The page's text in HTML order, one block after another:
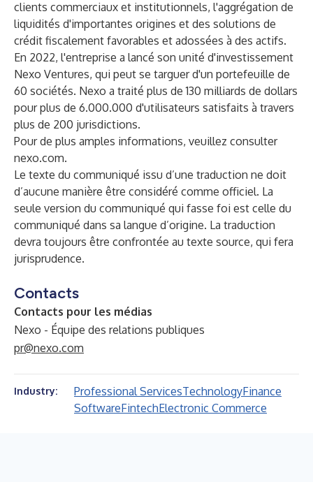
clients commerciaux et institutionnels, l'aggrégation de
liquidités d'importantes origines et des solutions de
crédit fiscalement favorables et adossées à des actifs.
En 2022, l'entreprise a lancé son unité d'investissement
Nexo Ventures, qui peut se targuer d'un portefeuille de
60 sociétés. Nexo a traité plus de 130 milliards de dollars
pour plus de 6.000.000 d'utilisateurs satisfaits à travers
plus de 200 jurisdictions.
Pour de plus amples informations, veuillez consulter
nexo.com.
Le texte du communiqué issu d’une traduction ne doit
d’aucune manière être considéré comme officiel. La
seule version du communiqué qui fasse foi est celle du
communiqué dans sa langue d’origine. La traduction
devra toujours être confrontée au texte source, qui fera
jurisprudence.
Contacts
Contacts pour les médias
Nexo - Équipe des relations publiques
pr@nexo.com
Industry: Professional ServicesTechnologyFinance
SoftwareFintechElectronic Commerce